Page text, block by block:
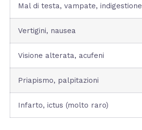
Mal di testa, vampate, indigestione
Vertigini, nausea
Visione alterata, acufeni
Priapismo, palpitazioni
Infarto, ictus (molto raro)